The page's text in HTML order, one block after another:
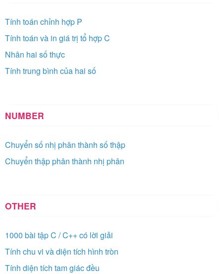
Tính toán chỉnh hợp P
Tính toán và in giá trị tổ hợp C
Nhân hai số thực
Tính trung bình của hai số
NUMBER
Chuyển số nhị phân thành số thập
Chuyển thập phân thành nhị phân
OTHER
1000 bài tập C / C++ có lời giải
Tính chu vi và diện tích hình tròn
Tính diện tích tam giác đều